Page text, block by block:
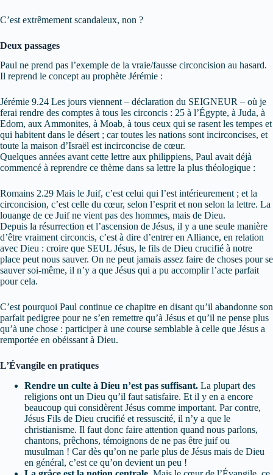
C’est extrêmement scandaleux, non ?
Deux passages
Paul ne prend pas l’exemple de la vraie/fausse circoncision au hasard.
Il reprend le concept au prophète Jérémie :
Jérémie 9.24 Les jours viennent – déclaration du SEIGNEUR – où je
ferai rendre des comptes à tous les circoncis : 25 à l’Égypte, à Juda, à
Edom, aux Ammonites, à Moab, à tous ceux qui se rasent les tempes et
qui habitent dans le désert ; car toutes les nations sont incirconcises, et
toute la maison d’Israël est incirconcise de cœur.
Quelques années avant cette lettre aux philippiens, Paul avait déjà
commencé à reprendre ce thème dans sa lettre la plus théologique :
Romains 2.29 Mais le Juif, c’est celui qui l’est intérieurement ; et la
circoncision, c’est celle du cœur, selon l’esprit et non selon la lettre. La
louange de ce Juif ne vient pas des hommes, mais de Dieu.
Depuis la résurrection et l’ascension de Jésus, il y a une seule manière
d’être vraiment circoncis, c’est à dire d’entrer en Alliance, en relation
avec Dieu : croire que SEUL Jésus, le fils de Dieu crucifié à notre
place peut nous sauver. On ne peut jamais assez faire de choses pour se
sauver soi-même, il n’y a que Jésus qui a pu accomplir l’acte parfait
pour cela.
C’est pourquoi Paul continue ce chapitre en disant qu’il abandonne son
parfait pedigree pour ne s’en remettre qu’à Jésus et qu’il ne pense plus
qu’à une chose : participer à une course semblable à celle que Jésus a
remportée en obéissant à Dieu.
L’Évangile en pratiques
Rendre un culte à Dieu n’est pas suffisant. La plupart des
religions ont un Dieu qu’il faut satisfaire. Et il y en a encore
beaucoup qui considèrent Jésus comme important. Par contre,
Jésus Fils de Dieu crucifié et ressuscité, il n’y a que le
christianisme. Il faut donc faire attention quand nous parlons,
chantons, prêchons, témoignons de ne pas être juif ou
musulman ! Car dès qu’on ne parle plus de Jésus mais de Dieu
en général, c’est ce qu’on devient un peu !